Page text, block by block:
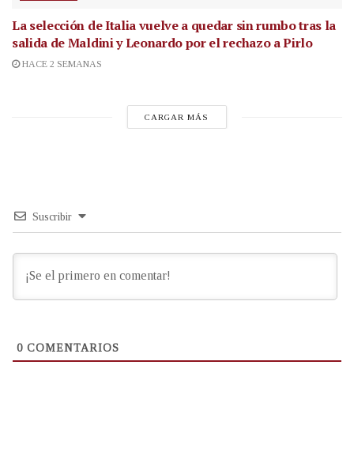
La selección de Italia vuelve a quedar sin rumbo tras la
salida de Maldini y Leonardo por el rechazo a Pirlo
HACE 2 SEMANAS
CARGAR MÁS
Suscribir
0 COMENTARIOS